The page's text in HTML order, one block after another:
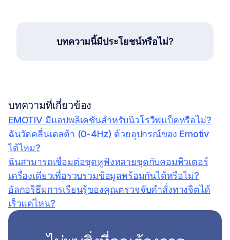
บทความนี้มีประโยชน์หรือไม่?
บทความที่เกี่ยวข้อง
EMOTIV มีแอปพลิเคชันสำหรับนิวโรวีฟแบ็คหรือไม่?
ฉันวัดคลื่นเดลต้า (0-4Hz) ด้วยอุปกรณ์ของ Emotiv
ได้ไหม?
ฉันสามารถเชื่อมต่อชุดหูฟังหลายชุดกับคอมพิวเตอร์
เครื่องเดียวเพื่อรวบรวมข้อมูลพร้อมกันได้หรือไม่?
อัลกอริธึมการเรียนรู้ของคุณตรวจจับคำสั่งทางจิตได้
เร็วแค่ไหน?